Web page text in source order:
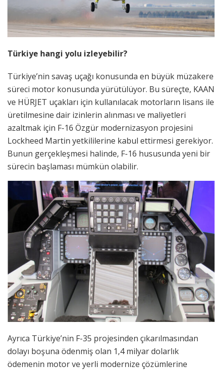
Türkiye hangi yolu izleyebilir?
Türkiye’nin savaş uçağı konusunda en büyük müzakere
süreci motor konusunda yürütülüyor. Bu süreçte, KAAN
ve HÜRJET uçakları için kullanılacak motorların lisans ile
üretilmesine dair izinlerin alınması ve maliyetleri
azaltmak için F-16 Özgür modernizasyon projesini
Lockheed Martin yetkililerine kabul ettirmesi gerekiyor.
Bunun gerçekleşmesi halinde, F-16 hususunda yeni bir
sürecin başlaması mümkün olabilir.
Ayrıca Türkiye’nin F-35 projesinden çıkarılmasından
dolayı boşuna ödenmiş olan 1,4 milyar dolarlık
ödemenin motor ve yerli modernize çözümlerine